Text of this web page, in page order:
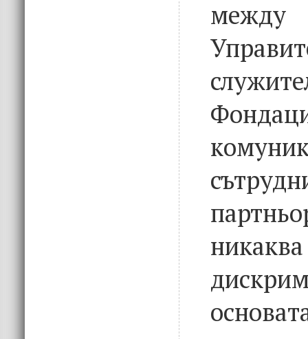
между
никаква